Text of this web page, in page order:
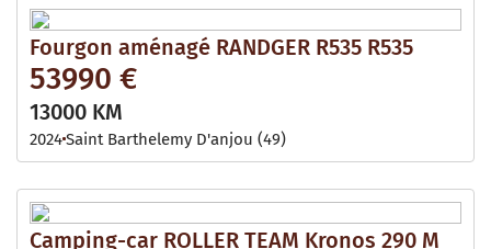
Fourgon aménagé RANDGER R535 R535
53990 €
13000 KM
2024Saint Barthelemy D'anjou (49)
Camping-car ROLLER TEAM Kronos 290 M